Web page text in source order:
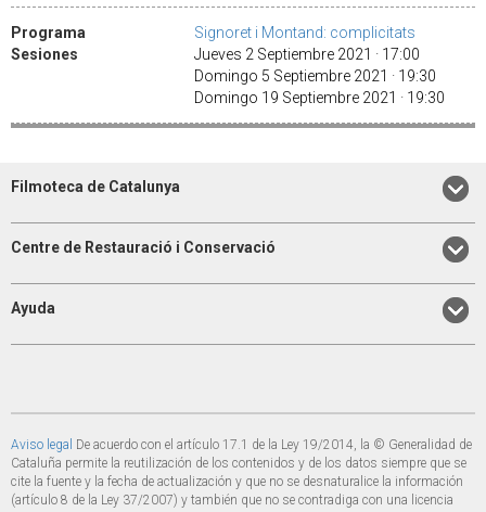
Programa
Signoret i Montand: complicitats
Sesiones
Jueves 2 Septiembre 2021 · 17:00
Domingo 5 Septiembre 2021 · 19:30
Domingo 19 Septiembre 2021 · 19:30
Filmoteca de Catalunya
Centre de Restauració i Conservació
Ayuda
Aviso legal De acuerdo con el artículo 17.1 de la Ley 19/2014, la © Generalidad de
Cataluña permite la reutilización de los contenidos y de los datos siempre que se
cite la fuente y la fecha de actualización y que no se desnaturalice la información
(artículo 8 de la Ley 37/2007) y también que no se contradiga con una licencia